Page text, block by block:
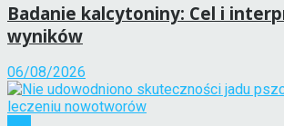
Badanie kalcytoniny: Cel i
wyników
06/08/2026